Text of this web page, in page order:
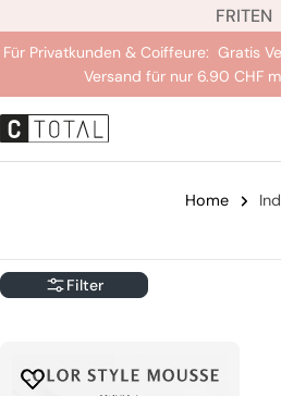
p
r
a
c
h
EN
IT
FR
Für Privatkunden & Coiffeure: Gratis
Versand für nur 6.90 CHF
Home
Filter